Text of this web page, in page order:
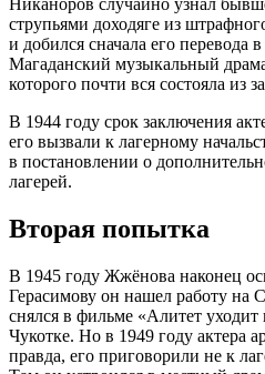
Никаноров случайно узнал
струпьями доходяге из
и добился сначала его перевода
Магаданский музыкальный
которого почти вся состояла из
В 1944 году срок заключения
его вызвали к лагерному
в постановлении о
лагерей.
Вторая попытка
В 1945 году Жжёнова наконец
Герасимову он нашел работу на
снялся в фильме «Алитет уходит
Чукотке. Но в 1949 году актера
правда, его приговорили не к